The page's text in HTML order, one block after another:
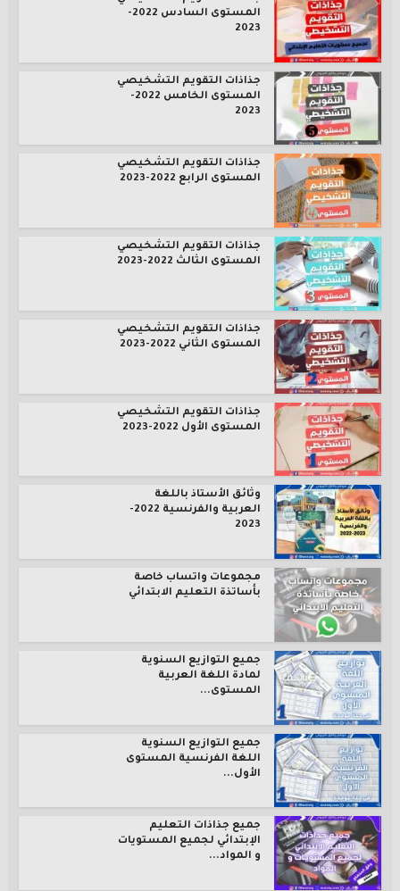
المستوى السادس 2022-
2023
جذاذات التقويم التشخيصي
المستوى الخامس 2022-
2023
جذاذات التقويم التشخيصي
المستوى الرابع 2022-2023
جذاذات التقويم التشخيصي
المستوى الثالث 2022-2023
جذاذات التقويم التشخيصي
المستوى الثاني 2022-2023
جذاذات التقويم التشخيصي
المستوى الأول 2022-2023
وثائق الأستاذ باللغة
العربية والفرنسية 2022-
2023
مجموعات واتساب خاصة
بأساتذة التعليم الابتدائي
جميع التوازيع السنوية
لمادة اللغة العربية
المستوى...
جميع التوازيع السنوية
اللغة الفرنسية المستوى
الأول...
جميع جذاذات التعليم
الإبتدائي لجميع المستويات
و المواد...